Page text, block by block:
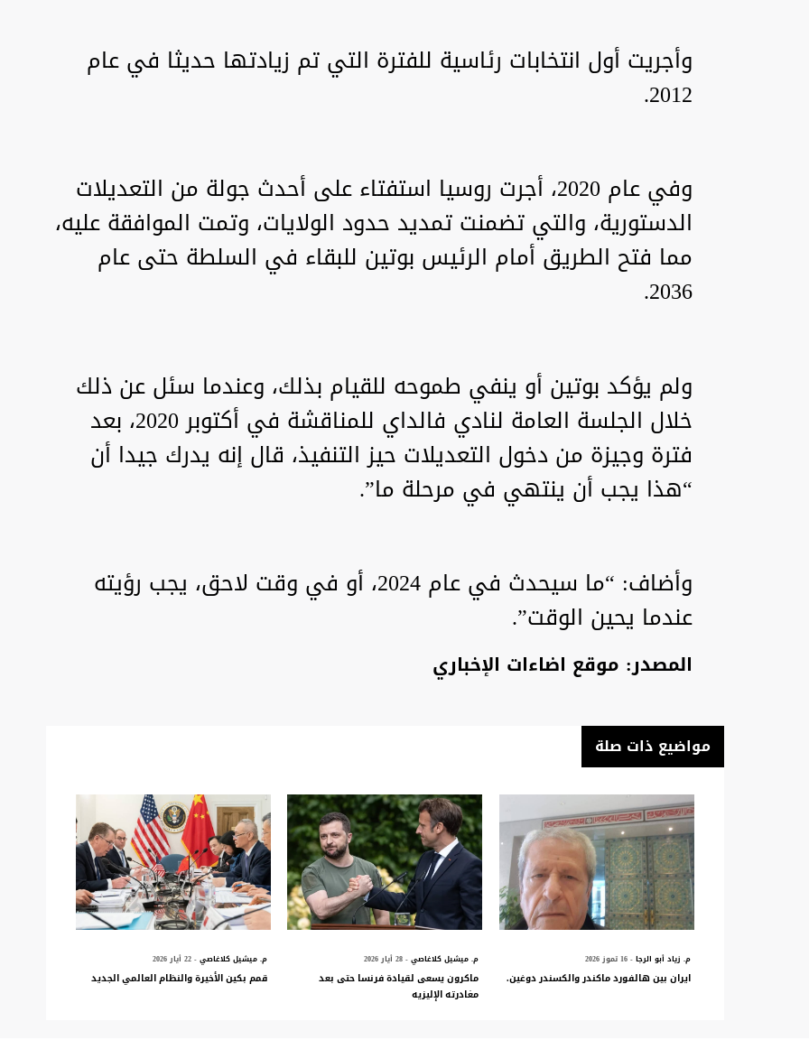
وأجريت أول انتخابات رئاسية للفترة التي تم زيادتها حديثا في عام
2012.
وفي عام 2020، أجرت روسيا استفتاء على أحدث جولة من التعديلات
الدستورية، والتي تضمنت تمديد حدود الولايات، وتمت الموافقة عليه،
مما فتح الطريق أمام الرئيس بوتين للبقاء في السلطة حتى عام
2036.
ولم يؤكد بوتين أو ينفي طموحه للقيام بذلك، وعندما سئل عن ذلك
خلال الجلسة العامة لنادي فالداي للمناقشة في أكتوبر 2020، بعد
فترة وجيزة من دخول التعديلات حيز التنفيذ، قال إنه يدرك جيدا أن
“هذا يجب أن ينتهي في مرحلة ما”.
وأضاف: “ما سيحدث في عام 2024، أو في وقت لاحق، يجب رؤيته
عندما يحين الوقت”.
المصدر: موقع اضاءات الإخباري
مواضيع ذات صلة
م. زياد أبو الرجا- 16 تموز 2026
ایران بين هالفورد ماكندر والكسندر دوغين.
م. ميشيل كلاغاصي - 28 أيار 2026
ماكرون يسعى لقيادة فرنسا حتى بعد
مغادرته الإليزيه
م. ميشيل كلاغاصي- 22 أيار 2026
قمم بكين الأخيرة والنظام العالمي الجديد